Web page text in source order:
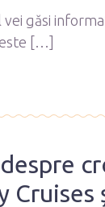
vei găsi
[…]
Cruises